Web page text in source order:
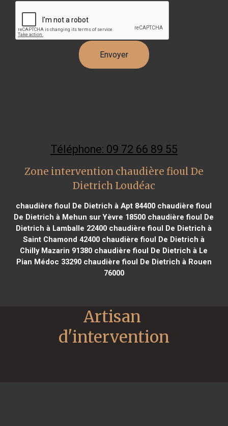
Téléphone: 09 72 66 89 55
Zone intervention chaudière fioul De
Dietrich Loudéac
chaudière fioul De Dietrich à Apt 84400 chaudière fioul
De Dietrich à Mehun sur Yèvre 18500 chaudière fioul De
Dietrich à Lamballe 22400 chaudière fioul De Dietrich à
Saint Chamond 42400 chaudière fioul De Dietrich à
Chilly Mazarin 91380 chaudière fioul De Dietrich à Le
Pian Médoc 33290chaudière fioul De Dietrich à Rouen
76000
Artisan
d'intervention